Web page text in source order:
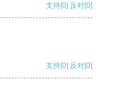
支持[0] 反对[0]
支持[0] 反对[0]